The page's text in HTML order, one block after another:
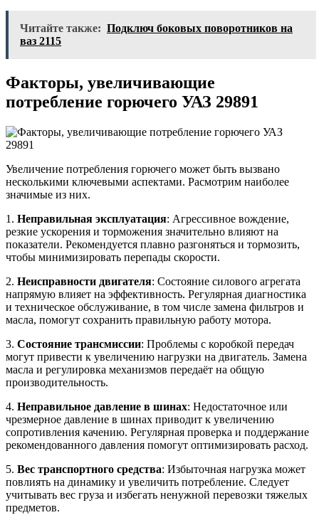
Читайте также: Подключ боковых поворотников на
ваз 2115
Факторы, увеличивающие
потребление горючего УАЗ 29891
Увеличение потребления горючего может быть вызвано
несколькими ключевыми аспектами. Расмотрим наиболее
значимые из них.
1. Неправильная эксплуатация: Агрессивное вождение,
резкие ускорения и торможения значительно влияют на
показатели. Рекомендуется плавно разгоняться и тормозить,
чтобы минимизировать перепады скорости.
2. Неисправности двигателя: Состояние силового агрегата
напрямую влияет на эффективность. Регулярная диагностика
и техническое обслуживание, в том числе замена фильтров и
масла, помогут сохранить правильную работу мотора.
3. Состояние трансмиссии: Проблемы с коробкой передач
могут привести к увеличению нагрузки на двигатель. Замена
масла и регулировка механизмов передаёт на общую
производительность.
4. Неправильное давление в шинах: Недостаточное или
чрезмерное давление в шинах приводит к увеличению
сопротивления качению. Регулярная проверка и поддержание
рекомендованного давления помогут оптимизировать расход.
5. Вес транспортного средства: Избыточная нагрузка может
повлиять на динамику и увеличить потребление. Следует
учитывать вес груза и избегать ненужной перевозки тяжелых
предметов.